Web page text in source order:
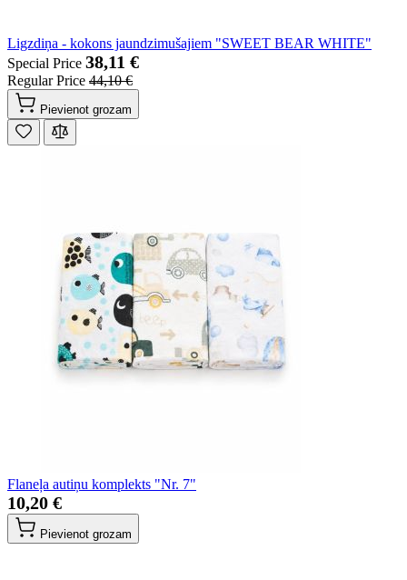
Ligzdiņa - kokons jaundzimušajiem "SWEET BEAR WHITE"
Special Price 38,11 €
Regular Price 44,10 €
Pievienot grozam
Flaneļa autiņu komplekts "Nr. 7"
10,20 €
Pievienot grozam